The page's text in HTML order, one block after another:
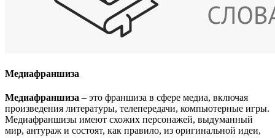
Медиафраншиза
Медиафраншиза – это франшиза в сфере медиа, включая
произведения литературы, телепередачи, компьютерные игры.
Медиафраншизы имеют схожих персонажей, выдуманный
мир, антураж и состоят, как правило, из оригинальной идеи,